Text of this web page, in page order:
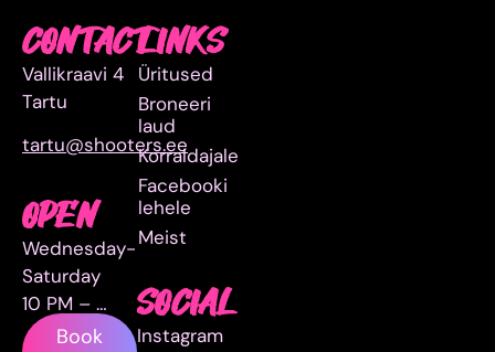
CONTACT
Vallikraavi 4
Tartu
tartu@shooters.ee
OPEN
Wednesday-
Saturday
10 PM – …
Book
LINKS
Üritused
Broneeri
laud
Korraldajale
Facebooki
lehele
Meist
SOCIAL
Instagram